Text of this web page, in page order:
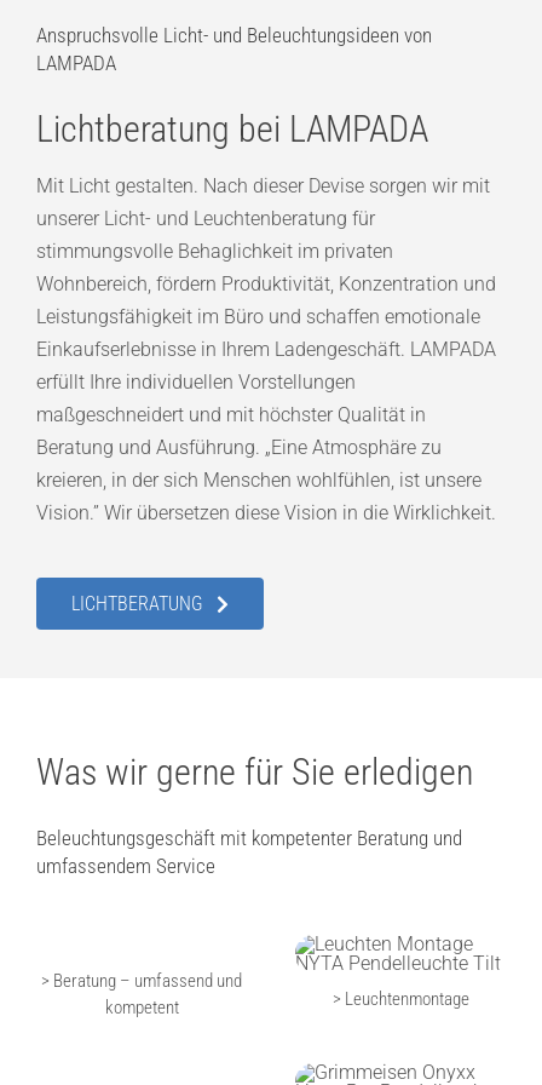
Anspruchsvolle Licht- und Beleuchtungsideen von
LAMPADA
Lichtberatung bei LAMPADA
Mit Licht gestalten. Nach dieser Devise sorgen wir mit
unserer Licht- und Leuchtenberatung für
stimmungsvolle Behaglichkeit im privaten
Wohnbereich, fördern Produktivität, Konzentration und
Leistungsfähigkeit im Büro und schaffen emotionale
Einkaufserlebnisse in Ihrem Ladengeschäft. LAMPADA
erfüllt Ihre individuellen Vorstellungen
maßgeschneidert und mit höchster Qualität in
Beratung und Ausführung. „Eine Atmosphäre zu
kreieren, in der sich Menschen wohlfühlen, ist unsere
Vision.” Wir übersetzen diese Vision in die Wirklichkeit.
LICHTBERATUNG
Was wir gerne für Sie erledigen
Beleuchtungsgeschäft mit kompetenter Beratung und
umfassendem Service
> Beratung – umfassend und
kompetent
> Leuchtenmontage